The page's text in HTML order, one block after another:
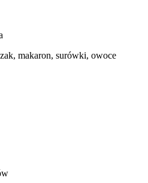
makaron, surówki, owoce